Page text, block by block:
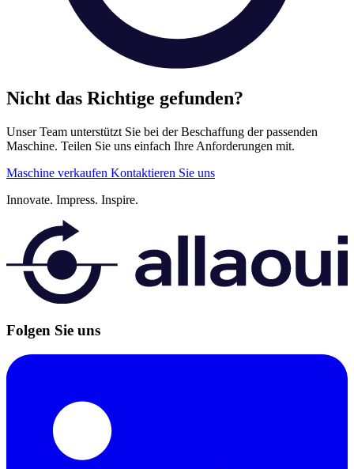
Nicht das Richtige gefunden?
Unser Team unterstützt Sie bei der Beschaffung der passenden
Maschine. Teilen Sie uns einfach Ihre Anforderungen mit.
Maschine verkaufen Kontaktieren Sie uns
Innovate. Impress. Inspire.
Folgen Sie uns